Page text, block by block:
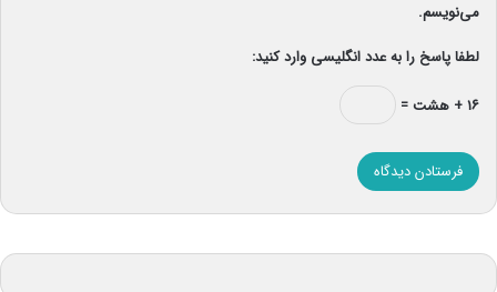
می‌نویسم.
لطفا پاسخ را به عدد انگلیسی وارد کنید:
۱۶ + هشت =